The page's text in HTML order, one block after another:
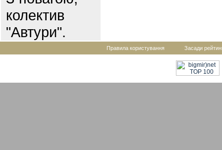
колектив
"Автури".
Правила користування Засади